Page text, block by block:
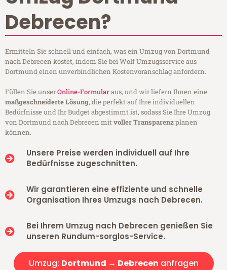
Debrecen?
Ermitteln Sie schnell und einfach, was ein Umzug von Dortmund
nach Debrecen kostet, indem Sie bei Wolf Umzugsservice aus
Dortmund einen unverbindlichen Kostenvoranschlag anfordern.
Füllen Sie unserOnline-Formularaus, und wir liefern Ihnen eine
maßgeschneiderte Lösung, die perfekt auf Ihre individuellen
Bedürfnisse und Ihr Budget abgestimmt ist, sodass Sie Ihre Umzug
von Dortmund nach Debrecen mitvoller Transparenzplanen
können.
Unsere Preise werden individuell auf Ihre
Bedürfnisse zugeschnitten.
Wir garantieren eine effiziente und schnelle
Organisation Ihres Umzugs nach Debrecen.
Bei Ihrem Umzug nach Debrecen genießen Sie
unseren Rundum-sorglos-Service.
Umzug: Dortmund → Debrecen anfragen